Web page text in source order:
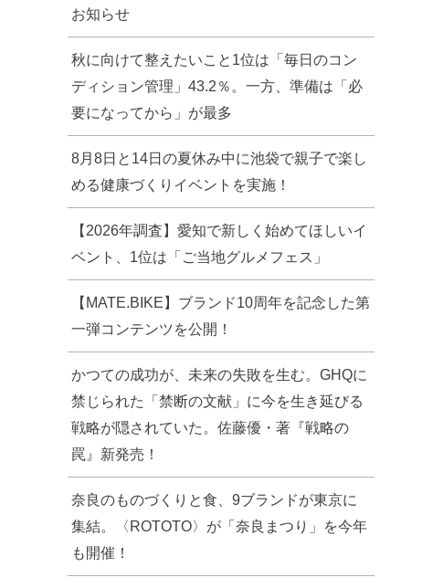
お知らせ
秋に向けて整えたいこと1位は「毎日のコン
ディション管理」43.2％。一方、準備は「必
要になってから」が最多
8月8日と14日の夏休み中に池袋で親子で楽し
める健康づくりイベントを実施！
【2026年調査】愛知で新しく始めてほしいイ
ベント、1位は「ご当地グルメフェス」
【MATE.BIKE】ブランド10周年を記念した第
一弾コンテンツを公開！
かつての成功が、未来の失敗を生む。GHQに
禁じられた「禁断の文献」に今を生き延びる
戦略が隠されていた。佐藤優・著『戦略の
罠』新発売！
奈良のものづくりと食、9ブランドが東京に
集結。〈ROTOTO〉が「奈良まつり」を今年
も開催！